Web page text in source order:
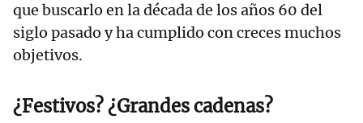
que buscarlo en la década de los años 60 del
siglo pasado y ha cumplido con creces muchos
objetivos.
¿Festivos? ¿Grandes cadenas?